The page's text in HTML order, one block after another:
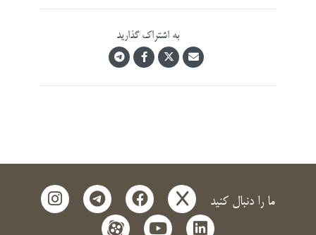
به اشتراک گذارید
ما را دنبال کنید x
facebook
telegram
instagram
linkedin
youtube
aparat